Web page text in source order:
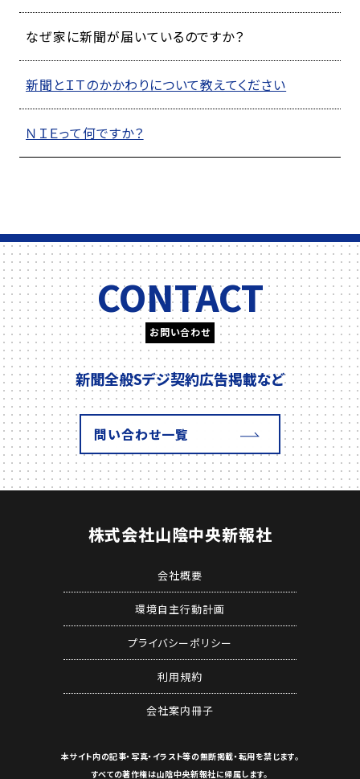
なぜ家に新聞が届いているのですか？
新聞とＩＴのかかわりについて教えてください
ＮＩＥって何ですか？
CONTACT
お問い合わせ
新聞全般Sデジ契約広告掲載など
問い合わせ一覧
株式会社山陰中央新報社
会社概要
環境自主行動計画
プライバシーポリシー
利用規約
会社案内冊子
本サイト内の記事・写真・イラスト等の無断掲載・転用を禁じます。
すべての著作権は山陰中央新報社に帰属します。